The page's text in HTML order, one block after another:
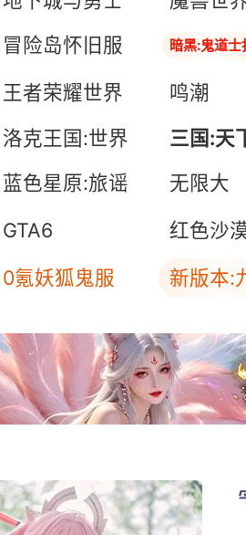
冒险岛怀旧服
暗黑:鬼道士
王者荣耀世界
鸣潮
洛克王国:世界
三国:天
三国:天
蓝色星原:旅谣 无限大
GTA6 红色沙
0氪妖狐鬼服 新版本: